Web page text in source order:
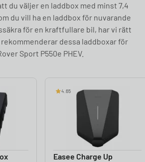
du väljer en laddbox med minst 7,4
du vill ha en laddbox för nuvarande
för en kraftfullare bil, har vi rätt
dessa laddboxar för
Sport P550e PHEV.
4.65
Easee Charge Up